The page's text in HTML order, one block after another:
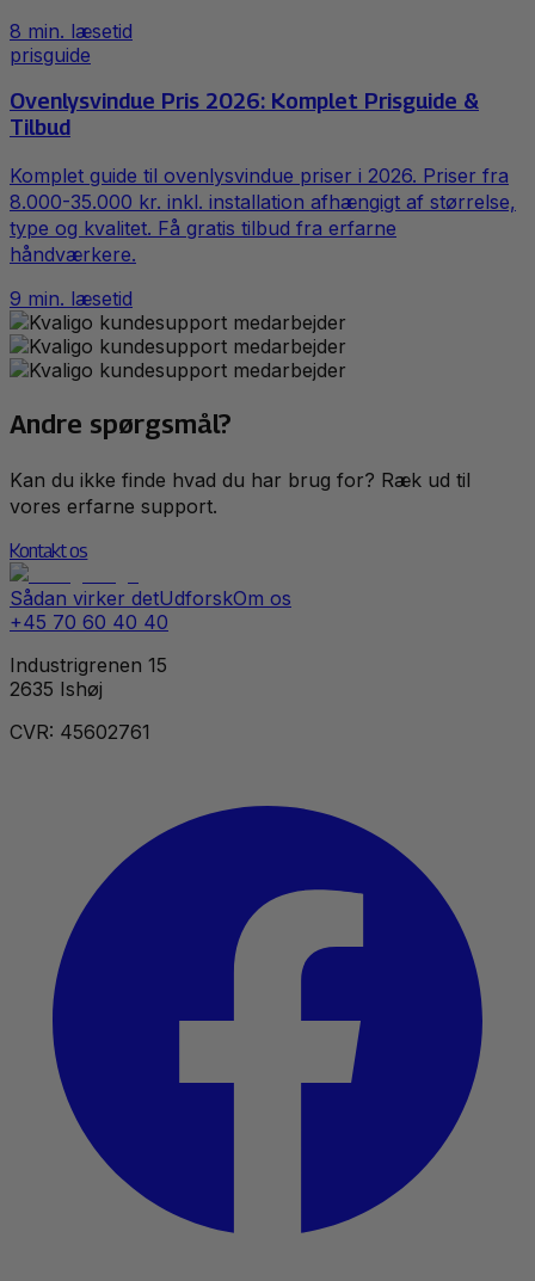
8 min. læsetid
prisguide
Ovenlysvindue Pris 2026: Komplet Prisguide &
Tilbud
Komplet guide til ovenlysvindue priser i 2026. Priser fra
8.000-35.000 kr. inkl. installation afhængigt af størrelse,
type og kvalitet. Få gratis tilbud fra erfarne
håndværkere.
9 min. læsetid
Andre spørgsmål?
Kan du ikke finde hvad du har brug for? Ræk ud til
vores erfarne support.
Kontakt os
Sådan virker detUdforskOm os
+45 70 60 40 40
Industrigrenen 15
2635 Ishøj
CVR: 45602761